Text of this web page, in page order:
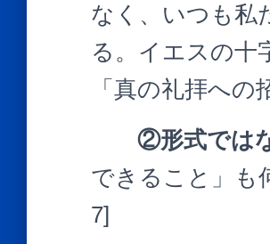
なく、いつも私
る。イエスの十
「真の礼拝への
②形式では
できること」も
7]